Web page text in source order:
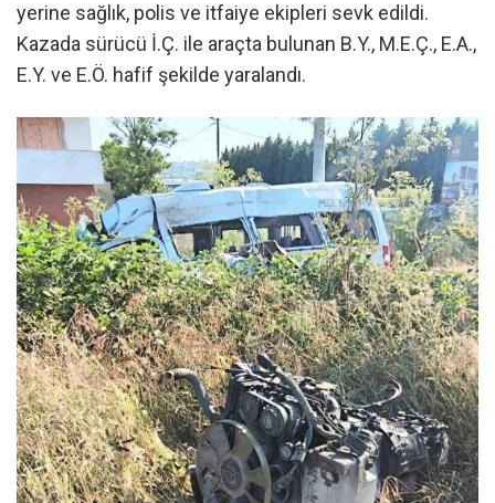
yerine sağlık, polis ve itfaiye ekipleri sevk edildi.
Kazada sürücü İ.Ç. ile araçta bulunan B.Y., M.E.Ç., E.A.,
E.Y. ve E.Ö. hafif şekilde yaralandı.